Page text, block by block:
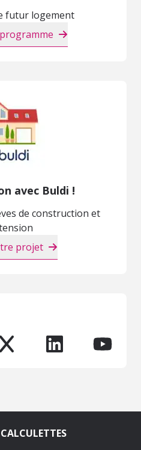
futur logement
avec Buldi !
de construction et
projet